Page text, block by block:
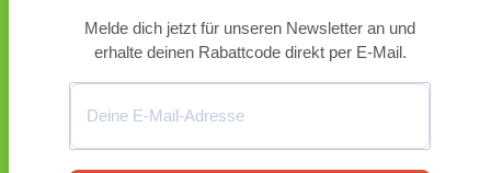
Melde dich jetzt für unseren Newsletter an und
erhalte deinen Rabattcode direkt per E-Mail.
Angemeldet bleiben Anmelden
Registrieren